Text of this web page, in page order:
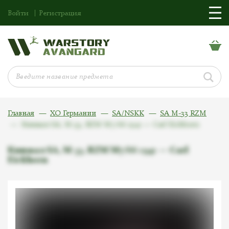
Войти Регистрация
Главная ХО Германии SA/NSKK
SA M-33 RZM
Кинжал SA, M-33, RZM M7/66 1941 — Carl
Eickhorn